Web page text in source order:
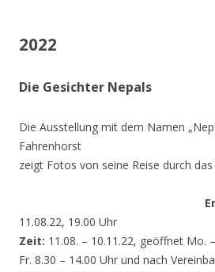
2022
Die Gesichter Nepals
Die Ausstellung mit dem Namen
Fahrenhorst
zeigt Fotos von seine Reise durch
11.08.22, 19.00 Uhr
Zeit: 11.08. – 10.11.22, geöffnet Mo.
Fr. 8.30 – 14.00 Uhr und nach